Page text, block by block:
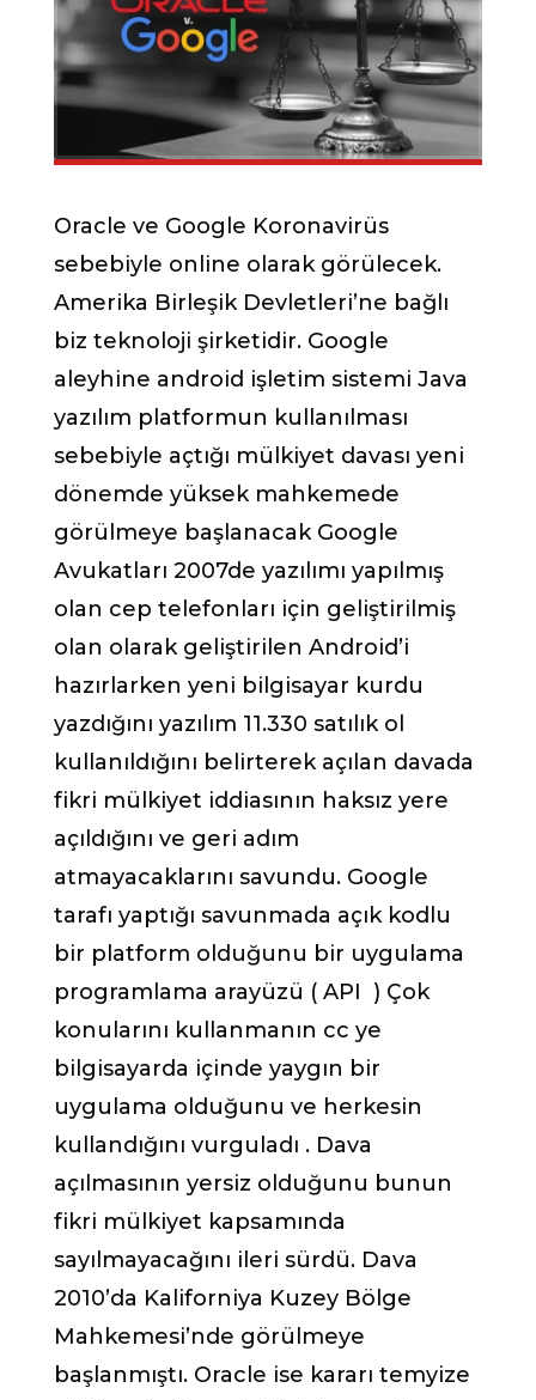
Oracle ve Google Koronavirüs
sebebiyle online olarak görülecek.
Amerika Birleşik Devletleri’ne bağlı
biz teknoloji şirketidir. Google
aleyhine android işletim sistemi Java
yazılım platformun kullanılması
sebebiyle açtığı mülkiyet davası yeni
dönemde yüksek mahkemede
görülmeye başlanacak Google
Avukatları 2007de yazılımı yapılmış
olan cep telefonları için geliştirilmiş
olan olarak geliştirilen Android’i
hazırlarken yeni bilgisayar kurdu
yazdığını yazılım 11.330 satılık ol
kullanıldığını belirterek açılan davada
fikri mülkiyet iddiasının haksız yere
açıldığını ve geri adım
atmayacaklarını savundu. Google
tarafı yaptığı savunmada açık kodlu
bir platform olduğunu bir uygulama
programlama arayüzü ( API ) Çok
konularını kullanmanın cc ye
bilgisayarda içinde yaygın bir
uygulama olduğunu ve herkesin
kullandığını vurguladı . Dava
açılmasının yersiz olduğunu bunun
fikri mülkiyet kapsamında
sayılmayacağını ileri sürdü. Dava
2010’da Kaliforniya Kuzey Bölge
Mahkemesi’nde görülmeye
başlanmıştı. Oracle ise kararı temyize